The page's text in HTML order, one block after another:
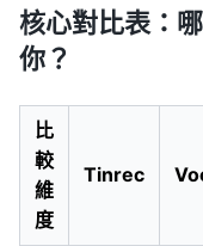
核心對比表：
你？
比
較
維
度
Tinrec